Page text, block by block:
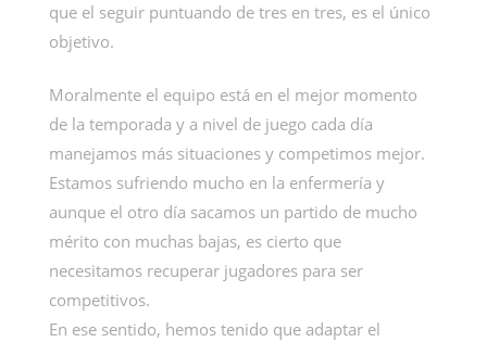
que el seguir puntuando de tres en tres, es el único
objetivo.
Moralmente el equipo está en el mejor momento
de la temporada y a nivel de juego cada día
manejamos más situaciones y competimos mejor.
Estamos sufriendo mucho en la enfermería y
aunque el otro día sacamos un partido de mucho
mérito con muchas bajas, es cierto que
necesitamos recuperar jugadores para ser
competitivos.
En ese sentido, hemos tenido que adaptar el